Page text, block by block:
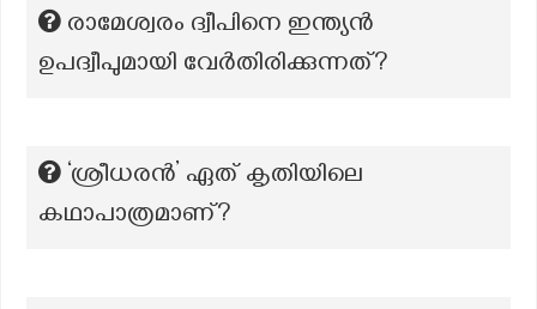
രാമേശ്വരം ദ്വീപിനെ ഇന്ത്യൻ
ഉപദ്വീപുമായി വേർതിരിക്കുന്നത്?
‘ശ്രീധരൻ’ ഏത് കൃതിയിലെ
കഥാപാത്രമാണ്?